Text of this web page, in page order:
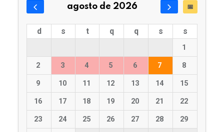
agosto de 2026 📅
d s t q q s s
1
2 3 4 5 6 7 8
9 10 11 12 13 14 15
16 17 18 19 20 21 22
23 24 25 26 27 28 29